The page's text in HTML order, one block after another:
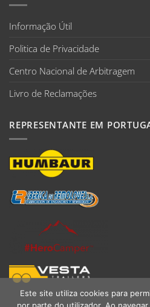
Informação Útil
Politica de Privacidade
Centro Nacional de Arbitragem
Livro de Reclamações
REPRESENTANTE EM
Este site utiliza cookies para
por parte do utilizador. Ao